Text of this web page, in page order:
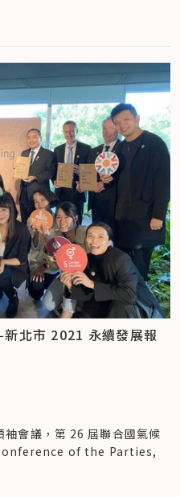
發展重要推手——星展銀行
態相關，忽略永續發展也包含
超過 6 成（62.71%）填答者
。其中「生物多樣性喪失」
）、「化學污染」
，皆屬於環境面議題；填答者
酸化」（29.48%）、「性
較低，多屬社會面議題。
淡水消耗」議題認知，卻僅
盤的「水」議題。換言之，絕
要性，卻僅有少數人了解台灣
度，將帶動「行動」意願
利用轉換」（94.52%） 、
層破壞」（92.97%），為
9 成以上填答者了解有毒化合
生活中正確回收電池、日光燈
學校現況的認知，而在促進
弱勢、推廣多元教育之精神；
長、更針對身障員工規劃多元
電致力應用核心技術提升人類
、並攜手陽光伏特家推動公民
生產效能等。
大眾共享發電效益
續發展的思維注入各項業務之
普惠金融的目標。具體的永續
較少受關注的卡車業車行及
，以至於沒有信用卡的群眾，
在客戶授信流程加入 ESG 評
環境的責任，以提升長期投
發展節能設備融資業務與太陽
產業，運用綠能產業與融資專
房屋頂設置電廠，直到 2018
電業者。未來，中租迪和將持
」走向「售電」，推動公民電
共享發電效益。
抗疫不遺餘力
、多元職場與共好社會」5 大
情期間，因應個人防護裝備需
常備庫存服務」，在日本、美
防疫物資，協助抗疫不遺餘
營上，也屢獲國內外獎項肯
正向思考」之信念，信義房屋
要的夥伴​，更率企業之先設立
育。成功的企業文化經營下，
同仁幾近滿分的肯定。
泥於 2021 年宣布啟動全新的
辦公模式、安薪照顧假、跨國
業發展與家庭照顧。在今年亞
比中，獲「2021 亞洲最佳企
將「成長心態」的概念納入
和職能培力，亦建立同仁面對
向上，大聯大推崇育兒友善的
19 年，協助員工兼顧工作與
率、維持企業競爭力。
文曄科技，提供完善的員工薪
節慶禮金、推動員工健康計
炎疫情期間，更特別開設相關
康。
上而下地促進員工權益與福祉
意識，使其內化於每個人在職
動永續上事半功倍。
銀行（台灣），以及組織響應
」、到承辦台灣首件永續指
出超過 5 萬份暖心食袋給弱
結合永續發展，持續發揮企業
企業及機構銀行負責人暨永續
聯合國永續發展目標中，找出
」此 6 項目標分別為 SDG 5
源、SDG 8 尊嚴就業與經濟
負責任的生產與消費，
發展重心，從內到外全面推
行，從主業體現永續；第二項
常運作實踐永續；第三項則為
合作，對內提倡志工參與。
我們推動永續發展的重要使命
展、對自然環境及未來世代負
務，並以此打造長久的社會價
力
海岸種下千棵樹苗，守護台灣
連結貸款，以優惠利率鼓勵企
包含（按照公司英文名稱順
北市 2021 永續發展報
會議，第 26 屆聯合國氣候
of the Parties,
放、為 2030 年前加大減排力